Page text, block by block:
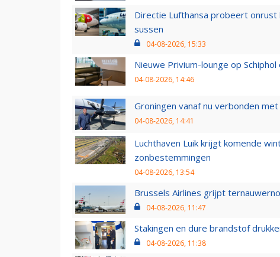
Directie Lufthansa probeert
sussen
04-08-2026, 15:33
Nieuwe Privium-lounge op
04-08-2026, 14:46
Groningen vanaf nu verbonden
04-08-2026, 14:41
Luchthaven Luik krijgt komende
zonbestemmingen
04-08-2026, 13:54
Brussels Airlines grijpt
04-08-2026, 11:47
Stakingen en dure brandstof
04-08-2026, 11:38